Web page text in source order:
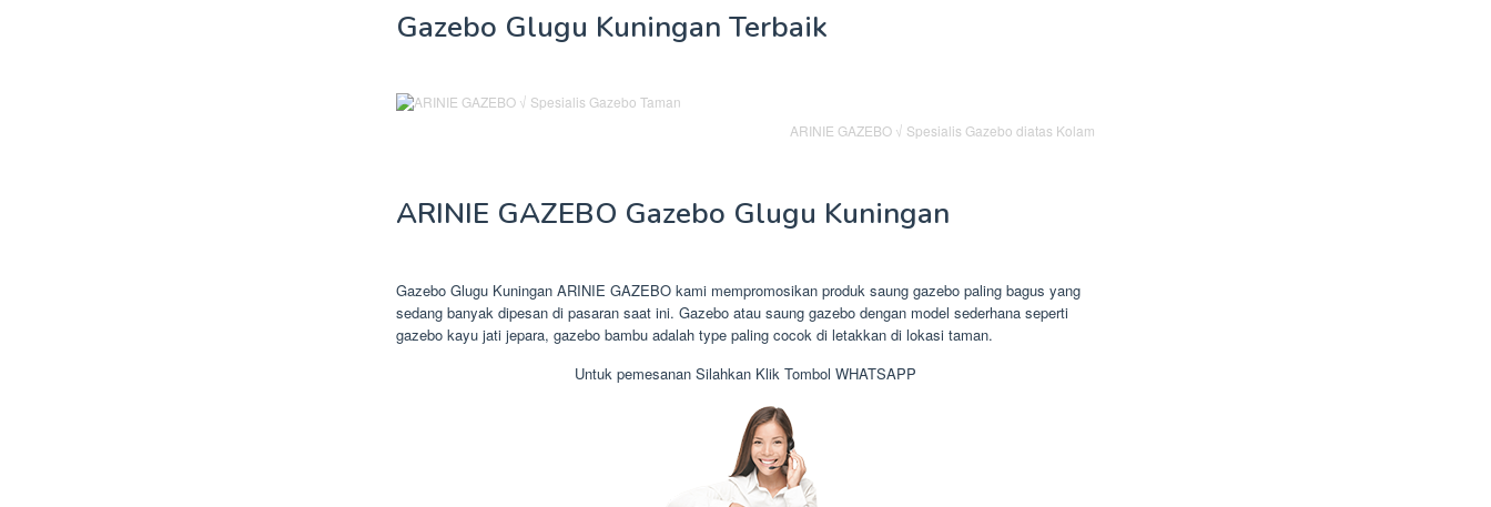
Gazebo Glugu Kuningan Terbaik
ARINIE GAZEBO √ Spesialis Gazebo diatas Kolam
ARINIE GAZEBO Gazebo Glugu Kuningan
Gazebo Glugu Kuningan ARINIE GAZEBO kami mempromosikan produk saung gazebo paling bagus yang
sedang banyak dipesan di pasaran saat ini. Gazebo atau saung gazebo dengan model sederhana seperti
gazebo kayu jati jepara, gazebo bambu adalah type paling cocok di letakkan di lokasi taman.
Untuk pemesanan Silahkan Klik Tombol WHATSAPP